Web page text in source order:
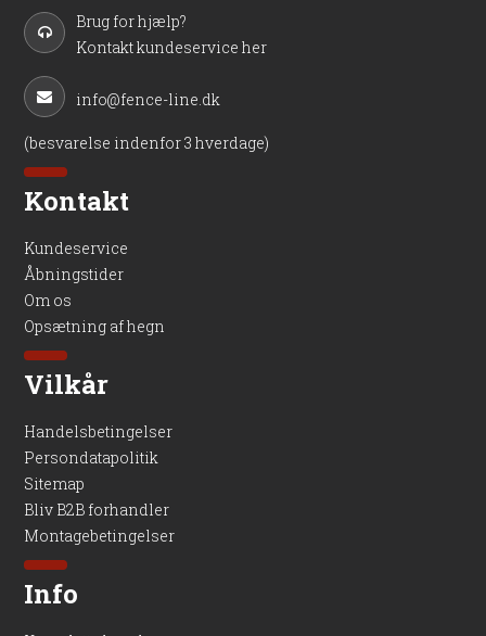
Brug for hjælp?
Kontakt kundeservice her
info@fence-line.dk
(besvarelse indenfor 3 hverdage)
Kontakt
Kundeservice
Åbningstider
Om os
Opsætning af hegn
Vilkår
Handelsbetingelser
Persondatapolitik
Sitemap
Bliv B2B forhandler
Montagebetingelser
Info